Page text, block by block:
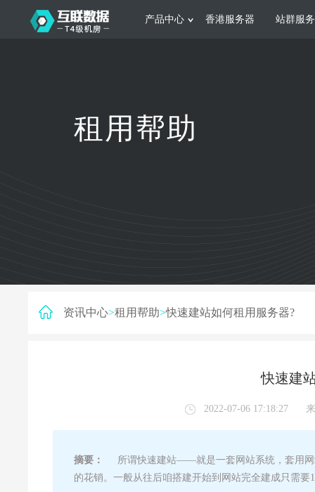
产品中心
日本服务器 新加坡服务器
香港服务器 站群服
根据不同规模的网站提供可定制化的架
构和 一站式协助租用帮助
资讯中心>租用帮助>快速建站如何租用服务器?
快速建
2022-07-06 17:18:27
摘要：
所谓快速建站——就是一套网站系统，套用网
的花销。一般从往后咱搭建开始到网站完全建成只需